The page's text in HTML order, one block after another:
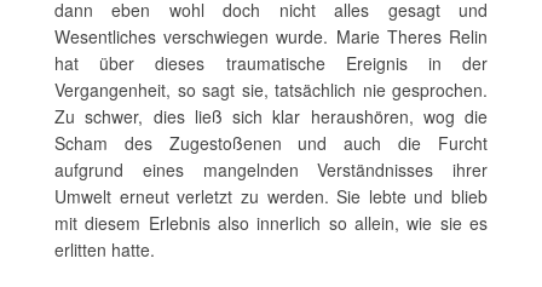
dann eben wohl doch nicht alles gesagt und
Wesentliches verschwiegen wurde. Marie Theres Relin
hat über dieses traumatische Ereignis in der
Vergangenheit, so sagt sie, tatsächlich nie gesprochen.
Zu schwer, dies ließ sich klar heraushören, wog die
Scham des Zugestoßenen und auch die Furcht
aufgrund eines mangelnden Verständnisses ihrer
Umwelt erneut verletzt zu werden. Sie lebte und blieb
mit diesem Erlebnis also innerlich so allein, wie sie es
erlitten hatte.